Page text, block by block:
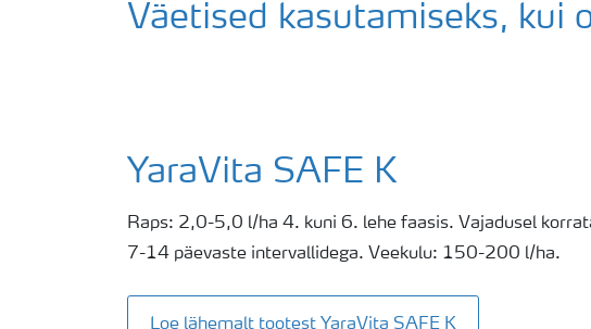
Väetised kasutamiseks, kui
YaraVita SAFE K
Raps: 2,0-5,0 l/ha 4. kuni 6. lehe faasis. Vajadusel
7-14 päevaste intervallidega. Veekulu: 150-200 l/ha.
Loe lähemalt tootest YaraVita SAFE K